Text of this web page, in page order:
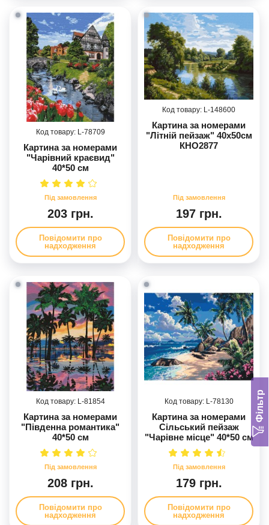
Фільтр
78709
Картина за номерами
"Чарівний краєвид"
40*50 см
203 грн.
Повідомити про
надходження
148600
Картина за номерами
"Літній пейзаж" 40х50см
КНО2877
197 грн.
Повідомити про
надходження
81854
Картина за номерами
"Південна романтика"
40*50 см
208 грн.
Повідомити про
надходження
78130
Картина за номерами
Сільський пейзаж
"Чарівне місце" 40*50 см
179 грн.
Повідомити про
надходження